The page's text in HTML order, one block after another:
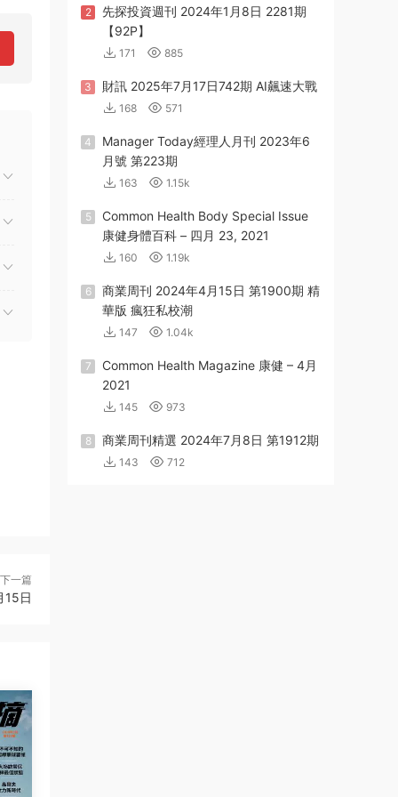
下一篇
15日
2
先探投資週刊 2024年1月8日 2281期
【92P】
171 885
3 財訊 2025年7月17日742期 AI飆速大戰
168 571
4
Manager Today經理人月刊 2023年6
月號 第223期
163 1.15k
5
Common Health Body Special Issue
康健身體百科 – 四月 23, 2021
160 1.19k
6
商業周刊 2024年4月15日 第1900期 精
華版 瘋狂私校潮
147 1.04k
7
Common Health Magazine 康健 – 4月
2021
145 973
8 商業周刊精選 2024年7月8日 第1912期
143 712